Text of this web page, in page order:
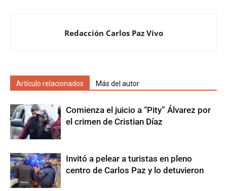
Redacción Carlos Paz Vivo
Artículo relacionados Más del autor
Comienza el juicio a “Pity” Álvarez por
el crimen de Cristian Díaz
Invitó a pelear a turistas en pleno
centro de Carlos Paz y lo detuvieron